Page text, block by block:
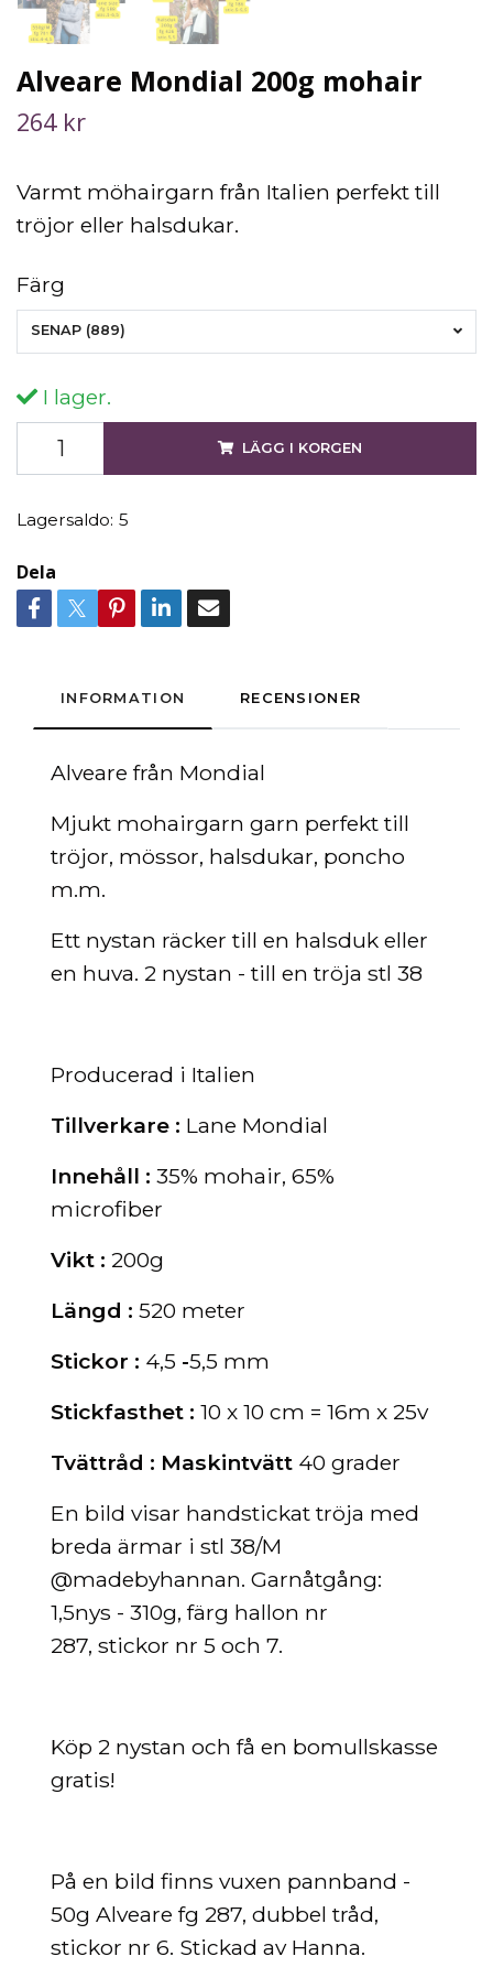
Alveare Mondial 200g mohair
264 kr
Varmt möhairgarn från Italien perfekt till
tröjor eller halsdukar.
Färg
SENAP (889)
I lager.
LÄGG I KORGEN
Lagersaldo: 5
Dela
INFORMATION RECENSIONER
Alveare från Mondial
Mjukt mohairgarn garn perfekt till
tröjor, mössor, halsdukar, poncho
m.m.
Ett nystan räcker till en halsduk eller
en huva. 2 nystan - till en tröja stl 38
Producerad i Italien
Tillverkare : Lane Mondial
Innehåll : 35% mohair, 65%
microfiber
Vikt : 200g
Längd : 520 meter
Stickor : 4,5 -5,5 mm
Stickfasthet : 10 x 10 cm = 16m x 25v
Tvättråd : Maskintvätt 40 grader
En bild visar handstickat tröja med
breda ärmar i stl 38/M
@madebyhannan. Garnåtgång:
1,5nys - 310g, färg hallon nr
287, stickor nr 5 och 7.
Köp 2 nystan och få en bomullskasse
gratis!
På en bild finns vuxen pannband -
50g Alveare fg 287, dubbel tråd,
stickor nr 6. Stickad av Hanna.